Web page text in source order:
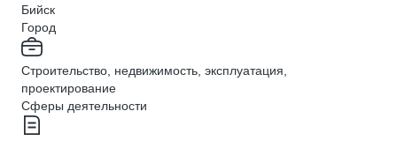
Бийск
Город
Строительство, недвижимость, эксплуатация,
проектирование
Сферы деятельности